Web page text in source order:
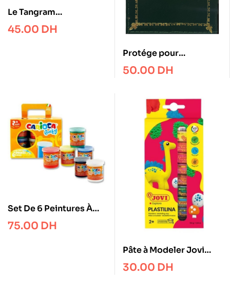
Le Tangram
Magnétique 36 pcs
45.00 DH
Protége pour
passeport – cuire
50.00 DH
Set De 6 Peintures À
Doigts – 6 X 80 ML
CARIOCA
75.00 DH
Pâte à Modeler Jovi
Plastilina – Boîte de 10
Bâtons
30.00 DH